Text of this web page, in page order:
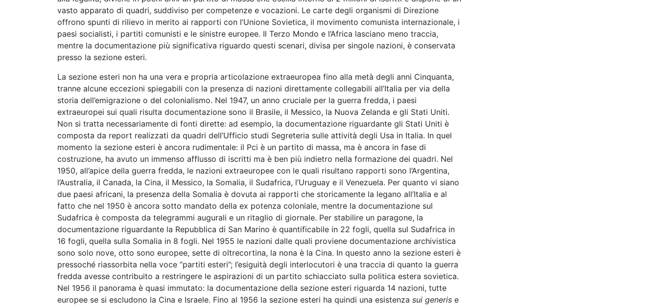
vasto apparato di quadri, suddiviso per competenze e vocazioni. Le carte degli organismi di Direzione
offrono spunti di rilievo in merito ai rapporti con l’Unione Sovietica, il movimento comunista internazionale, i
paesi socialisti, i partiti comunisti e le sinistre europee. Il Terzo Mondo e l’Africa lasciano meno traccia,
mentre la documentazione più significativa riguardo questi scenari, divisa per singole nazioni, è conservata
presso la sezione esteri.
La sezione esteri non ha una vera e propria articolazione extraeuropea fino alla metà degli anni Cinquanta,
tranne alcune eccezioni spiegabili con la presenza di nazioni direttamente collegabili all’Italia per via della
storia dell’emigrazione o del colonialismo. Nel 1947, un anno cruciale per la guerra fredda, i paesi
extraeuropei sui quali risulta documentazione sono il Brasile, il Messico, la Nuova Zelanda e gli Stati Uniti.
Non si tratta necessariamente di fonti dirette: ad esempio, la documentazione riguardante gli Stati Uniti è
composta da report realizzati da quadri dell’Ufficio studi Segreteria sulle attività degli Usa in Italia. In quel
momento la sezione esteri è ancora rudimentale: il Pci è un partito di massa, ma è ancora in fase di
costruzione, ha avuto un immenso afflusso di iscritti ma è ben più indietro nella formazione dei quadri. Nel
1950, all’apice della guerra fredda, le nazioni extraeuropee con le quali risultano rapporti sono l’Argentina,
l’Australia, il Canada, la Cina, il Messico, la Somalia, il Sudafrica, l’Uruguay e il Venezuela. Per quanto vi siano
due paesi africani, la presenza della Somalia è dovuta ai rapporti che storicamente la legano all’Italia e al
fatto che nel 1950 è ancora sotto mandato della ex potenza coloniale, mentre la documentazione sul
Sudafrica è composta da telegrammi augurali e un ritaglio di giornale. Per stabilire un paragone, la
documentazione riguardante la Repubblica di San Marino è quantificabile in 22 fogli, quella sul Sudafrica in
16 fogli, quella sulla Somalia in 8 fogli. Nel 1955 le nazioni dalle quali proviene documentazione archivistica
sono solo nove, otto sono europee, sette di oltrecortina, la nona è la Cina. In questo anno la sezione esteri è
pressoché riassorbita nella voce “partiti esteri”; l’esiguità degli interlocutori è una traccia di quanto la guerra
fredda avesse contribuito a restringere le aspirazioni di un partito schiacciato sulla politica estera sovietica.
Nel 1956 il panorama è quasi immutato: la documentazione della sezione esteri riguarda 14 nazioni, tutte
europee se si escludono la Cina e Israele. Fino al 1956 la sezione esteri ha quindi una esistenza sui generis e